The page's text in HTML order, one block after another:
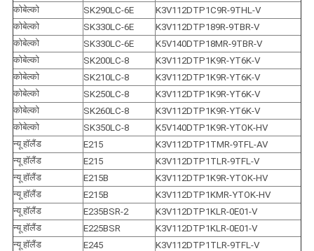
कोबेल्को
SK290LC-6E
K3V112DTP1C9R-9THL-V
कोबेल्को
SK330LC-6E
K3V112DTP189R-9TBR-V
कोबेल्को
SK330LC-6E
K5V140DTP18MR-9TBR-V
कोबेल्को
SK200LC-8
K3V112DTP1K9R-YT6K-V
कोबेल्को
SK210LC-8
K3V112DTP1K9R-YT6K-V
कोबेल्को
SK250LC-8
K3V112DTP1K9R-YT6K-V
कोबेल्को
SK260LC-8
K3V112DTP1K9R-YT6K-V
कोबेल्को
SK350LC-8
K5V140DTP1K9R-YTOK-HV
न्यू हॉलैंड
E215
K3V112DTP1TMR-9TFL-AV
न्यू हॉलैंड
E215
K3V112DTP1TLR-9TFL-V
न्यू हॉलैंड
E215B
K3V112DTP1K9R-YTOK-HV
न्यू हॉलैंड
E215B
K3V112DTP1KMR-YTOK-HV
न्यू हॉलैंड
E235BSR-2
K3V112DTP1KLR-0E01-V
न्यू हॉलैंड
E225BSR
K3V112DTP1KLR-0E01-V
न्यू हॉलैंड
E245
K3V112DTP1TLR-9TFL-V